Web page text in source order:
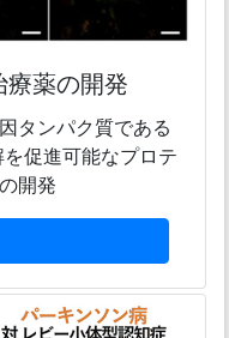
療薬の開発
タンパク質である
促進可能なプロテ
開発